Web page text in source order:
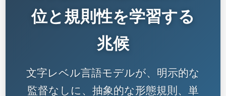
位と規則性を学習する
兆候
文字レベル言語モデルが、明示的な
監督なしに、抽象的な形態規則、単